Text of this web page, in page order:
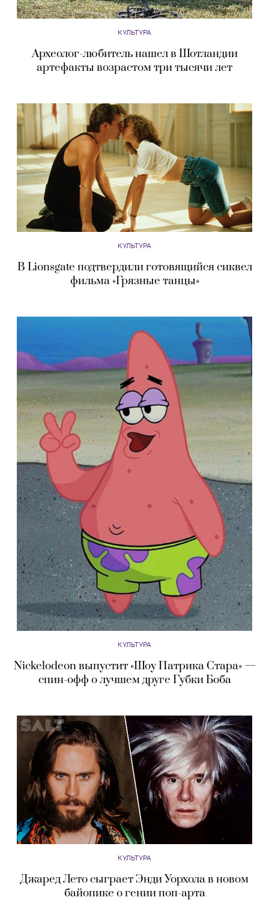
КУЛЬТУРА
Археолог-любитель нашел в Шотландии
артефакты возрастом три тысячи лет
КУЛЬТУРА
В Lionsgate подтвердили готовящийся сиквел
фильма «Грязные танцы»
КУЛЬТУРА
Nickelodeon выпустит «Шоу Патрика Стара» —
спин-офф о лучшем друге Губки Боба
КУЛЬТУРА
Джаред Лето сыграет Энди Уорхола в новом
байопике о гении поп-арта